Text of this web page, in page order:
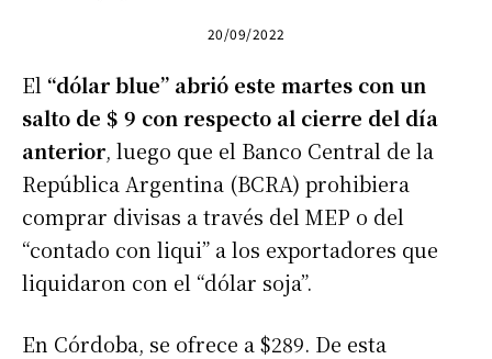
20/09/2022
El “dólar blue” abrió este martes con un
salto de $ 9 con respecto al cierre del día
anterior, luego que el Banco Central de la
República Argentina (BCRA) prohibiera
comprar divisas a través del MEP o del
“contado con liqui” a los exportadores que
liquidaron con el “dólar soja”.
En Córdoba, se ofrece a $289. De esta